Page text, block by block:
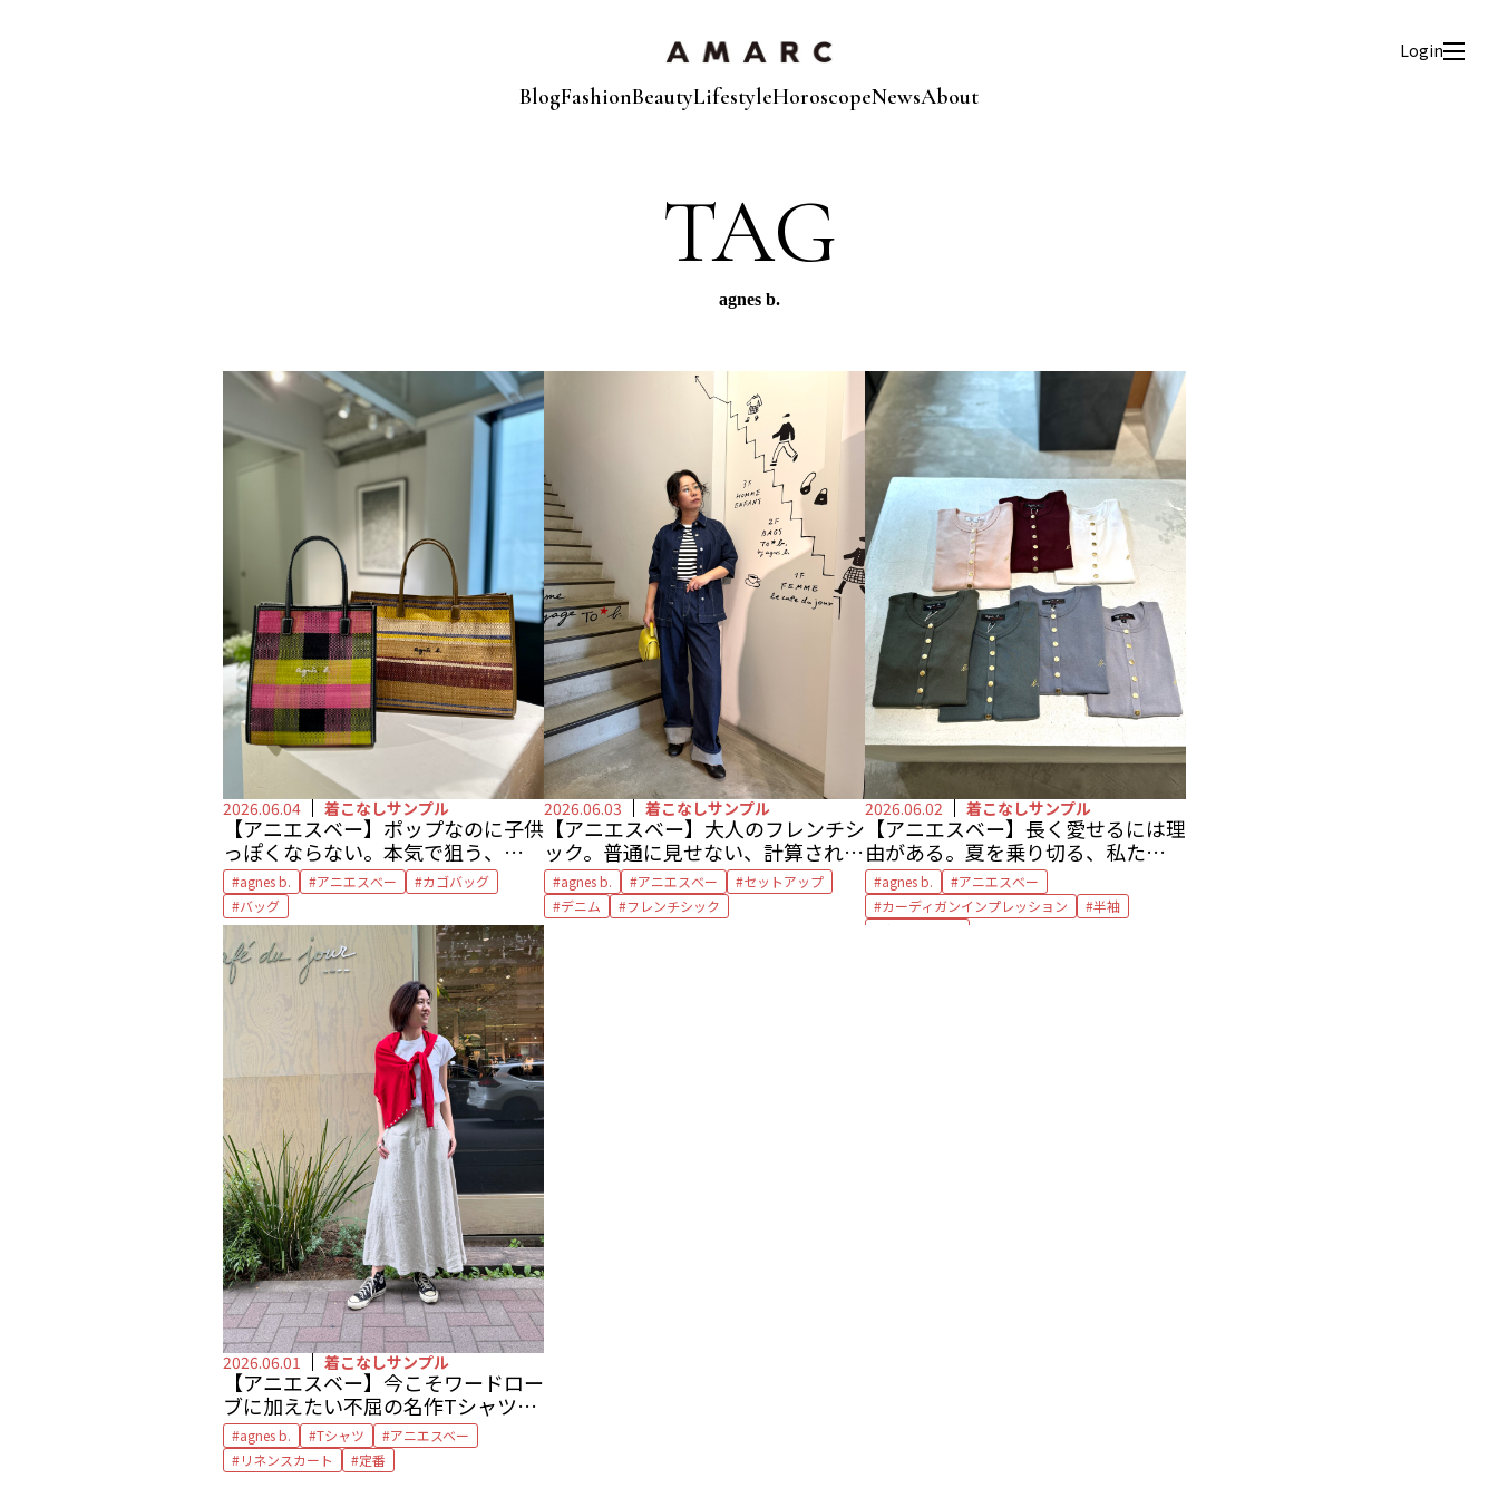
BlogFashionBeautyLifestyleHoroscopeNewsAbout
Login
TAG
agnes b.
2026.06.04 着こなしサンプル
【アニエスベー】 ポップなのに子供
っぽくならない。 本気で狙う、高コ
スパなカゴバッグby 編集部
agnes b. アニエスべー
カゴバッグ
バッグ
2026.06.03 着こなしサンプル
【アニエスベー】 大人のフレンチシ
ック。 普通に見せない、計算された
「抜け感」by 編集部
agnes b. アニエスべー
セットアップ
デニム
フレンチシック
2026.06.02 着こなしサンプル
【アニエスベー】 長く愛せるには理
由がある。 夏を乗り切る、私たちの
新しい定番カーディガン
agnes b.
アニエスべー
カーディガンインプレッション
半袖
定番アイテム
2026.06.01 着こなしサンプル
【アニエスベー】 今こそワードロー
ブに加えたい不屈の名作Tシャツby
編集部
agnes b. Tシャツ
アニエスベー
リネンスカート
定番